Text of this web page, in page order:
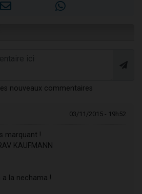
nouveaux commentaires
03/11/2015 - 19h52
marquant !
KAUFMANN
la nechama !